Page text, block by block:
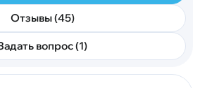
Отзывы (45)
вопрос (1)